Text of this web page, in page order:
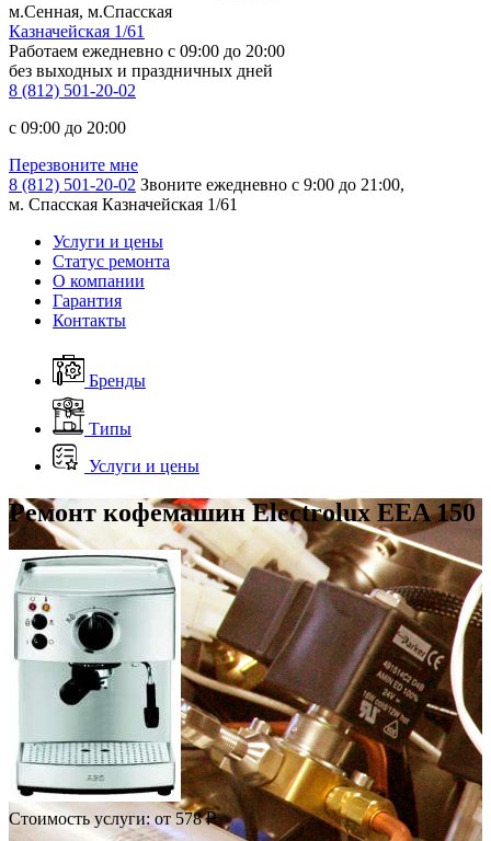
м.Сенная, м.Спасская
Казначейская 1/61
Работаем ежедневно c 09:00 до 20:00
без выходных и праздничных дней
8 (812) 501-20-02
c 09:00 до 20:00
Перезвоните мне
8 (812) 501-20-02 Звоните ежедневно с 9:00 до 21:00,
м. Спасская Казначейская 1/61
Услуги и цены
Статус ремонта
О компании
Гарантия
Контакты
Бренды
Типы
Услуги и цены
Ремонт кофемашин Electrolux EEA 150
Стоимость услуги:от 578 ₽